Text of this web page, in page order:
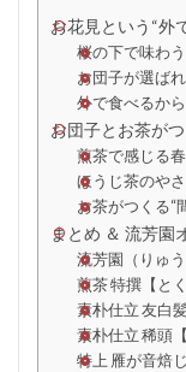
お花見という“外
桜の下で味わ
お団子が選ば
外で食べるか
お団子とお茶が
煎茶で感じる
ほうじ茶のや
お茶がつくる“
まとめ ＆ 流芳園
流芳園（りゅう
煎茶 特撰【と
素朴仕立 友白
素朴仕立 稀頭
特上 雁が音焙